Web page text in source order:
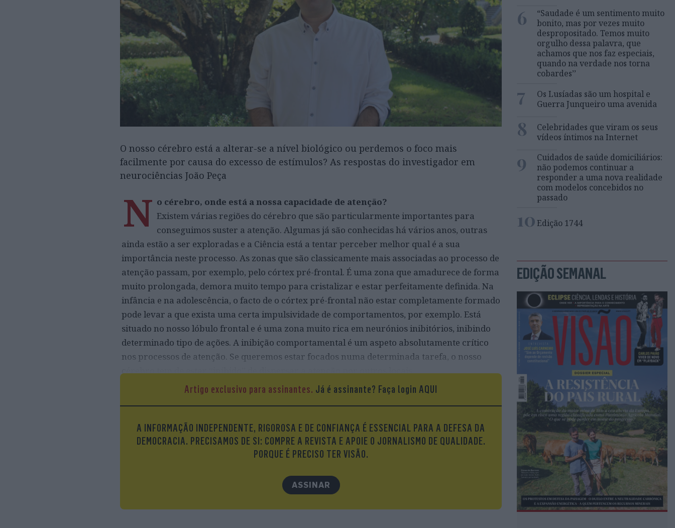
O nosso cérebro está a alterar-se a nível biológico ou perdemos o foco mais
facilmente por causa do excesso de estímulos? As respostas do investigador em
neurociências João Peça
N o cérebro, onde está a nossa capacidade de atenção?
Existem várias regiões do cérebro que são particularmente importantes para
conseguimos suster a atenção. Algumas já são conhecidas há vários anos, outras
ainda estão a ser exploradas e a Ciência está a tentar perceber melhor qual é a sua
importância neste processo. As zonas que são classicamente mais associadas ao processo de
atenção passam, por exemplo, pelo córtex pré-frontal. É uma zona que amadurece de forma
muito prolongada, demora muito tempo para cristalizar e estar perfeitamente definida. Na
infância e na adolescência, o facto de o córtex pré-frontal não estar completamente formado
pode levar a que exista uma certa impulsividade de comportamentos, por exemplo. Está
situado no nosso lóbulo frontal e é uma zona muito rica em neurónios inibitórios, inibindo
determinado tipo de ações. A inibição comportamental é um aspeto absolutamente crítico
nos processos de atenção. Se queremos estar focados numa determinada tarefa, o nosso
cérebro tem de estar “inibido” de dispersar a atenção por outros locais.
A atenção está, de facto, a diminuir?
A atenção não é um processo unitário, nós estamos expostos a ambientes extremamente
complexos, cada vez mais. E é isso que pode levar a uma aparente diminuição da atenção.
Não é que os seres humanos estejam a alterar-se na componente mecanística, mas sim o
ambiente ao qual estamos expostos é que leva a que a nossa atenção seja “puxada” para
Artigo exclusivo para assinantes. Já é assinante? Faça login AQUI
A INFORMAÇÃO INDEPENDENTE, RIGOROSA E DE CONFIANÇA É ESSENCIAL PARA A DEFESA DA
DEMOCRACIA. PRECISAMOS DE SI: COMPRE A REVISTA E APOIE O JORNALISMO DE QUALIDADE.
PORQUE É PRECISO TER VISÃO.
ASSINAR
6
“Saudade é um sentimento muito
bonito, mas por vezes muito
despropositado. Temos muito
orgulho dessa palavra, que
achamos que nos faz especiais,
quando na verdade nos torna
cobardes’’
7
Os Lusíadas são um hospital e
Guerra Junqueiro uma avenida
8
Celebridades que viram os seus
vídeos íntimos na Internet
9
Cuidados de saúde domiciliários:
não podemos continuar a
responder a uma nova realidade
com modelos concebidos no
passado
10Edição 1744
EDIÇÃO SEMANAL